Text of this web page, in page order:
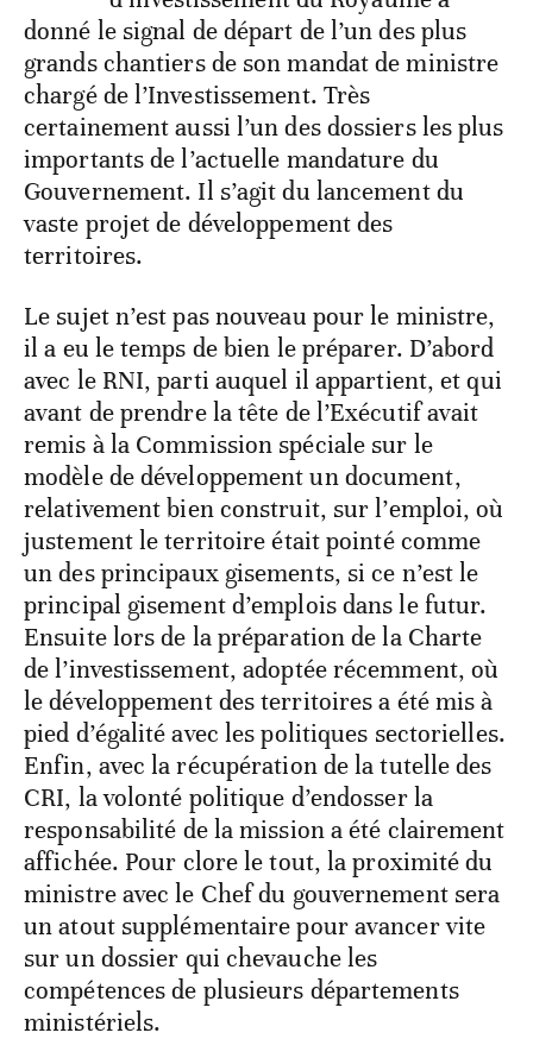
donné le signal de départ de l’un des plus
grands chantiers de son mandat de ministre
chargé de l’Investissement. Très
certainement aussi l’un des dossiers les plus
importants de l’actuelle mandature du
Gouvernement. Il s’agit du lancement du
vaste projet de développement des
territoires.
Le sujet n’est pas nouveau pour le ministre,
il a eu le temps de bien le préparer. D’abord
avec le RNI, parti auquel il appartient, et qui
avant de prendre la tête de l’Exécutif avait
remis à la Commission spéciale sur le
modèle de développement un document,
relativement bien construit, sur l’emploi, où
justement le territoire était pointé comme
un des principaux gisements, si ce n’est le
principal gisement d’emplois dans le futur.
Ensuite lors de la préparation de la Charte
de l’investissement, adoptée récemment, où
le développement des territoires a été mis à
pied d’égalité avec les politiques sectorielles.
Enfin, avec la récupération de la tutelle des
CRI, la volonté politique d’endosser la
responsabilité de la mission a été clairement
affichée. Pour clore le tout, la proximité du
ministre avec le Chef du gouvernement sera
un atout supplémentaire pour avancer vite
sur un dossier qui chevauche les
compétences de plusieurs départements
ministériels.